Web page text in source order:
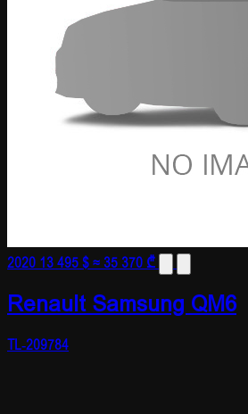
2020 13 495 $≈ 35 370 ₾
Renault Samsung QM6
TL-209784